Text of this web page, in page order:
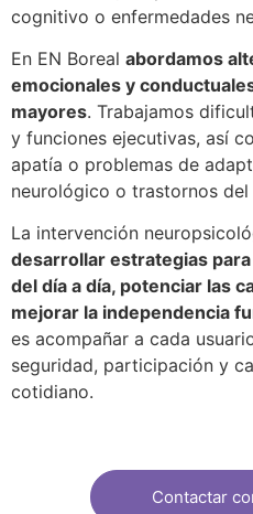
cognitivo o enfermedades
En EN Boreal abordamos
emocionales y
mayores. Trabajamos
y funciones ejecutivas, así
apatía o problemas de
neurológico o trastornos del
La intervención
desarrollar estrategias
del día a día, potenciar las
mejorar la independencia
es acompañar a cada
seguridad, participación y
cotidiano.
Contactar